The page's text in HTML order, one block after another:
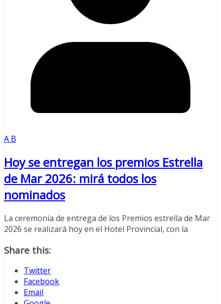
A B
Hoy se entregan los premios Estrella
de Mar 2026: mirá todos los
nominados
La ceremonia de entrega de los Premios estrella de Mar
2026 se realizará hoy en el Hotel Provincial, con la
Share this:
Twitter
Facebook
Email